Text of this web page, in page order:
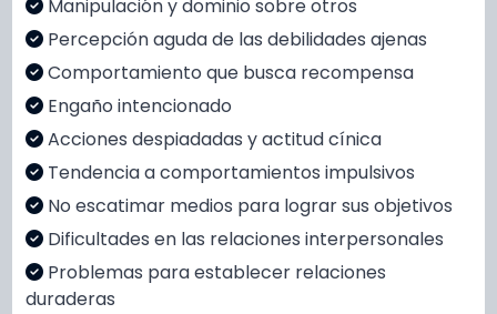
Manipulación y dominio sobre otros
Percepción aguda de las debilidades ajenas
Comportamiento que busca recompensa
Engaño intencionado
Acciones despiadadas y actitud cínica
Tendencia a comportamientos impulsivos
No escatimar medios para lograr sus objetivos
Dificultades en las relaciones interpersonales
Problemas para establecer relaciones
duraderas